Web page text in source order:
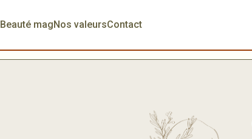
Beauté magNos valeursContact